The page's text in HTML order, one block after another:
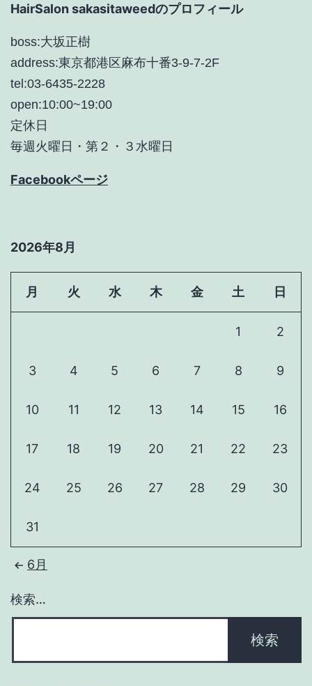
HairSalon sakasitaweedのプロフィール
boss:大坂正樹
address:東京都港区麻布十番3-9-7-2F
tel:03-6435-2228
open:10:00~19:00
定休日
毎週火曜日・第２・３水曜日
Facebookページ
2026年8月
月 火 水 木 金 土 日
1 2
3 4 5 6 7 8 9
10 11 12 13 14 15 16
17 18 19 20 21 22 23
24 25 26 27 28 29 30
31
6月
検索…